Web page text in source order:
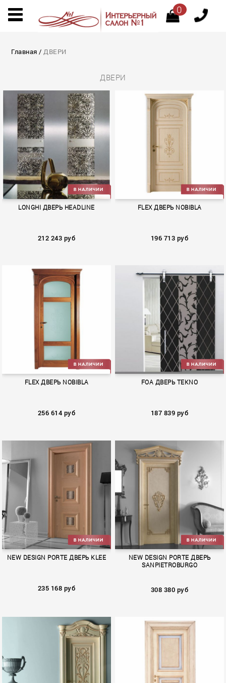
0
Главная / ДВЕРИ
ДВЕРИ
LONGHI ДВЕРЬ HEADLINE
212 243 руб
NOBIBLA
FLEX ДВЕРЬ NOBIBLA
196 713 руб
FLEX ДВЕРЬ NOBIBLA
256 614 руб
TEKNO
FOA ДВЕРЬ TEKNO
187 839 руб
NEW DESIGN PORTE ДВЕРЬ KLEE
235 168 руб
NEW DESIGN PORTE ДВЕРЬ
SANPIETROBURGO
308 380 руб